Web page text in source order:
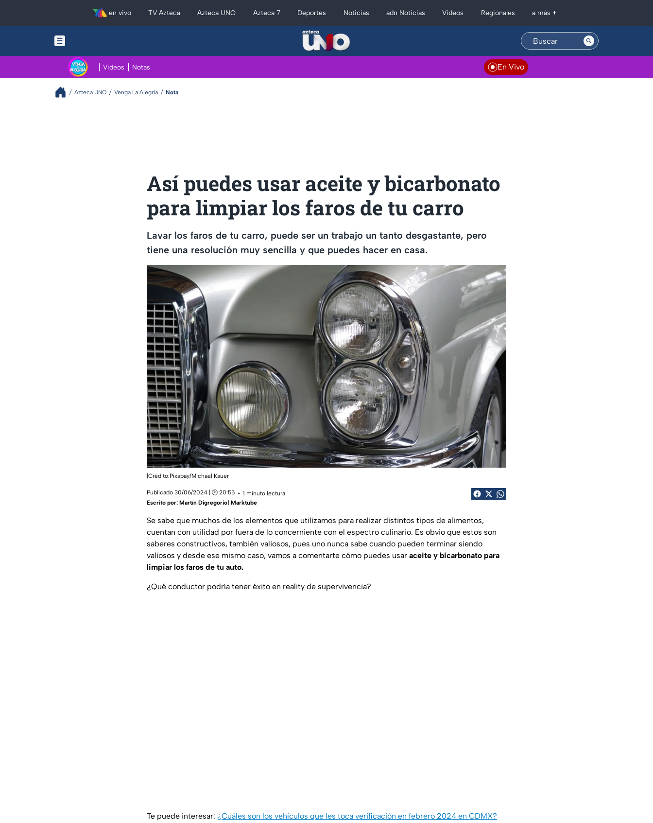
en vivo TV Azteca Azteca UNO Azteca 7 Deportes Noticias adn Noticias Videos Regionales a más +
Videos Notas En Vivo
Azteca UNO Venga La Alegría Nota
Así puedes usar aceite y bicarbonato
para limpiar los faros de tu carro
Lavar los faros de tu carro, puede ser un trabajo un tanto desgastante, pero
tiene una resolución muy sencilla y que puedes hacer en casa.
|Crédito:Pixabay/Michael Kauer
Publicado 30/06/2024 | 🕑 20:55
1 minuto lectura
Escrito por: Martín Digregorio| Marktube
Se sabe que muchos de los elementos que utilizamos para realizar distintos tipos de alimentos,
cuentan con utilidad por fuera de lo concerniente con el espectro culinario. Es obvio que estos son
saberes constructivos, también valiosos, pues uno nunca sabe cuando pueden terminar siendo
valiosos y desde ese mismo caso, vamos a comentarte cómo puedes usar aceite y bicarbonato para
limpiar los faros de tu auto.
¿Qué conductor podría tener éxito en reality de supervivencia?
Te puede interesar: ¿Cuáles son los vehículos que les toca verificación en febrero 2024 en CDMX?